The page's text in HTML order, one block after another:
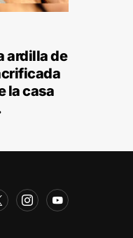
ardilla de
la casa